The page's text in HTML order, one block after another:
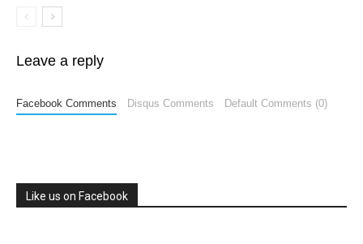
Leave a reply
Facebook Comments Disqus Comments Default Comments (0)
Like us on Facebook